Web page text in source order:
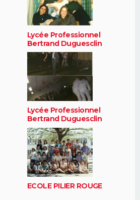
Lycée Professionnel
Bertrand Duguesclin
Lycée Professionnel
Bertrand Duguesclin
ECOLE PILIER ROUGE